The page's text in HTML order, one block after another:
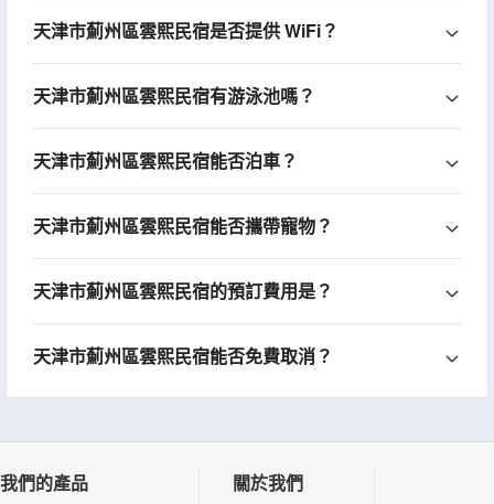
天津市薊州區雲熙民宿是否提供 WiFi？
天津市薊州區雲熙民宿有游泳池嗎？
天津市薊州區雲熙民宿能否泊車？
天津市薊州區雲熙民宿能否攜帶寵物？
天津市薊州區雲熙民宿的預訂費用是？
天津市薊州區雲熙民宿能否免費取消？
我們的產品 關於我們